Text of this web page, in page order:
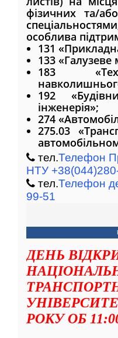
фізичних та/
особлива
131
133
183
192
інженерія»;
274
275.03
тел.Телефон
НТУ
тел.Телефон
99-51
ДЕНЬ
РОКУ ОБ